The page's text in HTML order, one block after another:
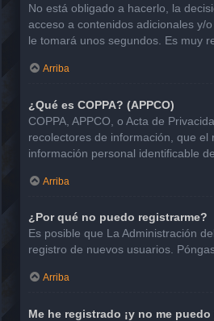
No está obligado a hacerlo, la
acceso a contenidos adicionales y/
le tomará unos segundos. Es muy
Arriba
¿Qué es COPPA? (APPCO)
COPPA, APPCO, o Acta de
recolectores de información, que
información personal identificable
Arriba
¿Por qué no puedo registrarme?
Es posible que La Administración
registro de nuevos usuarios.
Arriba
Me he registrado ¡y no me